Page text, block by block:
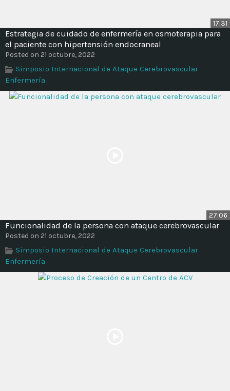
17:31
Estrategia de cuidado de enfermería en osmoterapia para
el paciente con hipertensión endocraneal
Posted on 21 octubre, 2022
Simposio Internacional de Ataque Cerebrovascular
Enfermería
27:06
Funcionalidad de la persona con ataque cerebrovascular
Posted on 21 octubre, 2022
Simposio Internacional de Ataque Cerebrovascular
Enfermería